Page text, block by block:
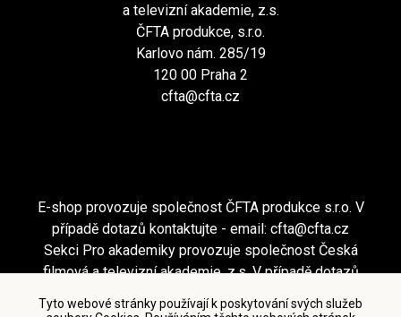
Tyto webové stránky používají k poskytování svých služeb
a televizní akademie, z.s.
ČFTA produkce, s.r.o.
Karlovo nám. 285/19
120 00 Praha 2
cfta@cfta.cz
E-shop provozuje společnost ČFTA produkce s.r.o. V
případě dotazů kontaktujte - email: cfta@cfta.cz
Sekci Pro akademiky provozuje společnost Česká
filmová a televizní akademie, z.s. V případě dotazů